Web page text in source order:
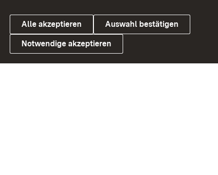
Link zum Landesportal
Alle akzeptieren Auswahl bestätigen
Notwendige akzeptieren